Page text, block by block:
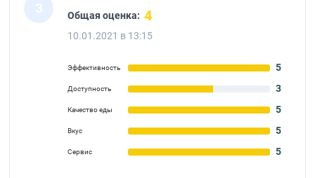
З Общая оценка: 4
10.01.2021 в 13:15
Эффективность 5
Доступность 3
Качество еды 5
Вкус 5
Сервис 5